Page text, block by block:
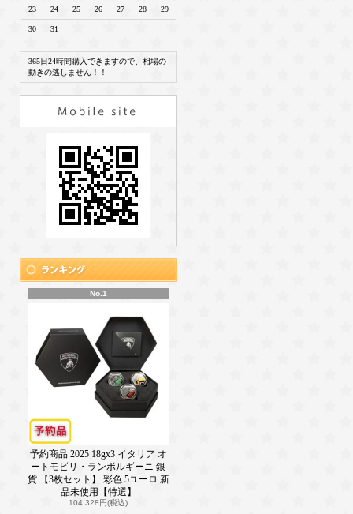
23 24 25 26 27 28 29
30 31
365日24時間購入できますので、相場の
動きの逃しません！！
No.1
予約商品 2025 18gx3 イタリア オ
ートモビリ・ランボルギーニ 銀
貨 【3枚セット】 彩色 5ユーロ 新
品未使用【特選】
104,328円(税込)